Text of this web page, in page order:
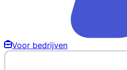
Voor bedrijven